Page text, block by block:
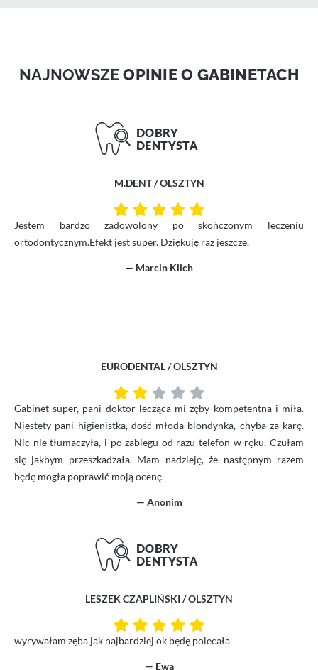
NAJNOWSZEOPINIE O GABINETACH
M.DENT / OLSZTYN
Jestem bardzo zadowolony po skończonym leczeniu
ortodontycznym.Efekt jest super. Dziękuję raz jeszcze.
— Marcin Klich
EURODENTAL / OLSZTYN
Gabinet super, pani doktor lecząca mi zęby kompetentna i miła.
Niestety pani higienistka, dość młoda blondynka, chyba za karę.
Nic nie tłumaczyła, i po zabiegu od razu telefon w ręku. Czułam
się jakbym przeszkadzała. Mam nadzieję, że następnym razem
będę mogła poprawić moją ocenę.
— Anonim
LESZEK CZAPLIŃSKI / OLSZTYN
wyrywałam zęba jak najbardziej ok będę polecała
— Ewa